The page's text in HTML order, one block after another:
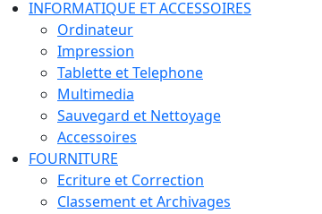
INFORMATIQUE ET ACCESSOIRES
Ordinateur
Impression
Tablette et Telephone
Multimedia
Sauvegard et Nettoyage
Accessoires
FOURNITURE
Ecriture et Correction
Classement et Archivages